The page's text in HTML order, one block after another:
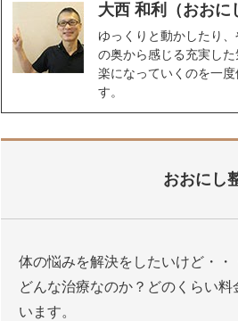
大西 和利（おおに
ゆっくりと動かしたり
の奥から感じる充実し
楽になっていくのを一
す。
おおにし
体の悩みを解決をしたいけど・・
どんな治療なのか？どのくらい
います。